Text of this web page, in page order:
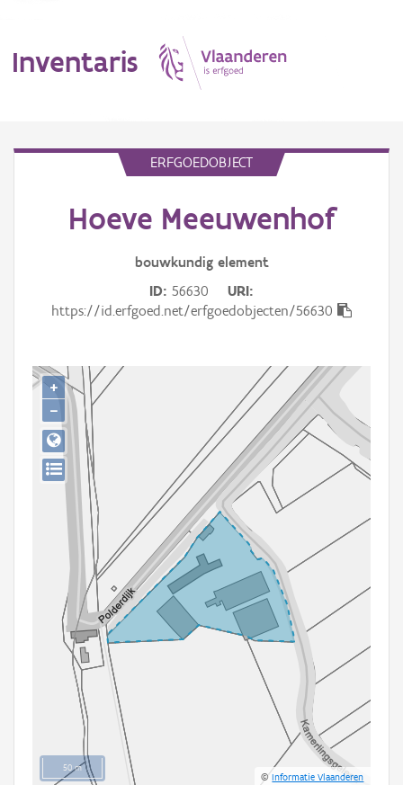
Inventaris
Erfgoedobject
Gebeurtenis
Persoon of collectief
Downloads
Hergebruik
ERFGOEDOBJECT
Hoeve Meeuwenhof
bouwkundig element
ID 56630
URI
https://id.erfgoed.net/erfgoedobjecten/56630
50 m
©Informatie Vlaanderen
+
−